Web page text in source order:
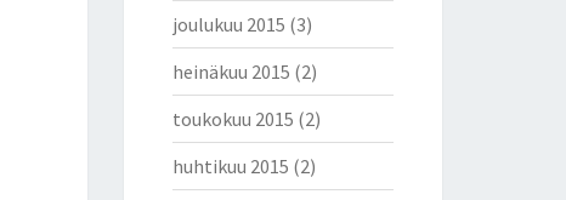
joulukuu 2015 (3)
heinäkuu 2015 (2)
toukokuu 2015 (2)
huhtikuu 2015 (2)